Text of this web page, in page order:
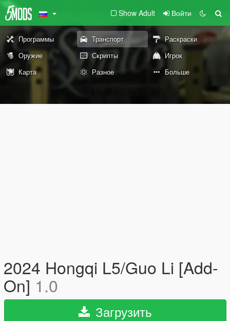
Show Adult Войти
Программы Транспорт
Раскраски
Оружие
Скрипты
Игрок
Карта
Разное Больше
2024 Hongqi L5/Guo Li [Add-
On] 1.0
Загрузить